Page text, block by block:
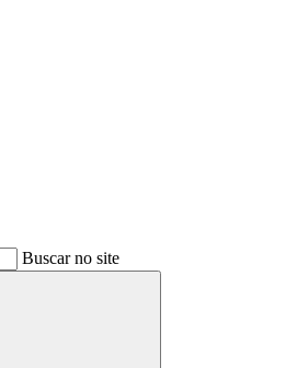
Buscar no site